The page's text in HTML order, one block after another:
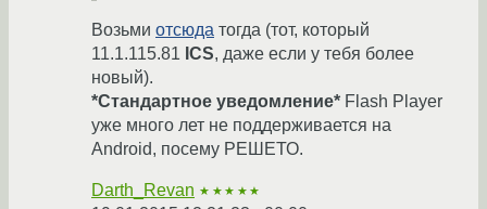
Возьми отсюда тогда (тот, который
11.1.115.81 ICS, даже если у тебя более
новый).
*Стандартное уведомление* Flash Player
уже много лет не поддерживается на
Android, посему РЕШЕТО.
Darth_Revan ★★★★★